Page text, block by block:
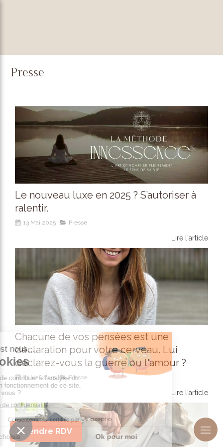
Prendre RDV
Presse
Le nouveau luxe en 2025 ? S’autoriser à
ralentir.
13 Mai 2025 Presse
Lire l'article
Chacune de vos pensées est une
déclaration pour votre cerveau. Lui
déclarez-vous la guerre ou l'amour ?
13 Mai 2025 Presse
Lire l'article